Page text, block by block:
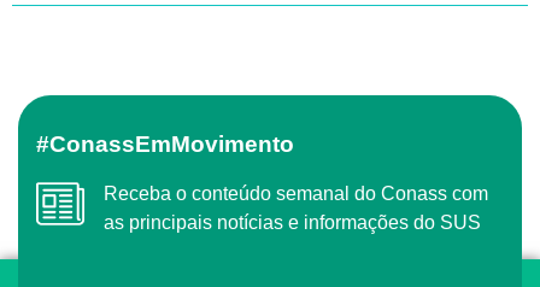
#ConassEmMovimento
Receba o conteúdo semanal do Conass com
as principais notícias e informações do SUS